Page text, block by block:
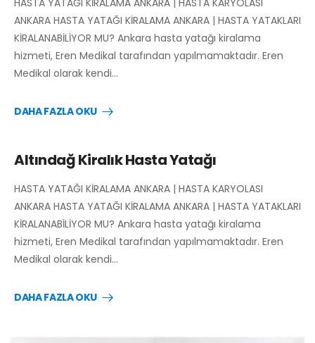
HASTA YATAĞI KİRALAMA ANKARA | HASTA KARYOLASI
ANKARA HASTA YATAĞI KİRALAMA ANKARA | HASTA YATAKLARI
KİRALANABİLİYOR MU? Ankara hasta yatağı kiralama
hizmeti, Eren Medikal tarafından yapılmamaktadır. Eren
Medikal olarak kendi…
DAHA FAZLA OKU
Altındağ Kiralık Hasta Yatağı
HASTA YATAĞI KİRALAMA ANKARA | HASTA KARYOLASI
ANKARA HASTA YATAĞI KİRALAMA ANKARA | HASTA YATAKLARI
KİRALANABİLİYOR MU? Ankara hasta yatağı kiralama
hizmeti, Eren Medikal tarafından yapılmamaktadır. Eren
Medikal olarak kendi…
DAHA FAZLA OKU